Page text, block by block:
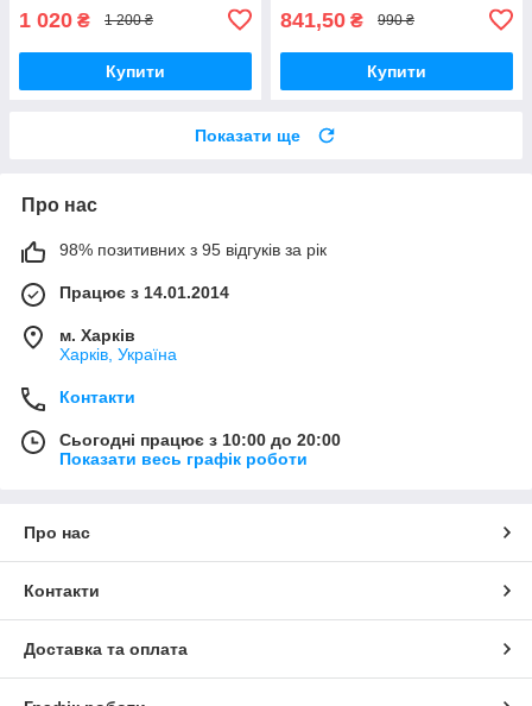
1 020 ₴ 1 200 ₴
Купити
841,50 ₴ 990 ₴
Купити
Показати ще
Про нас
98% позитивних з 95 відгуків за рік
Працює з 14.01.2014
м. Харків
Харків, Україна
Контакти
Сьогодні працює з 10:00 до 20:00
Показати весь графік роботи
Про нас
Контакти
Доставка та оплата